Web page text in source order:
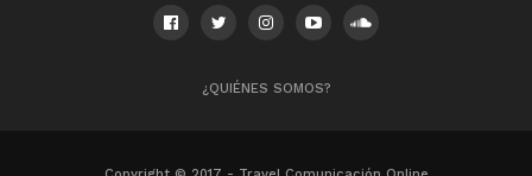
¿QUIÉNES SOMOS?